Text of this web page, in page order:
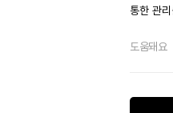
통한 관리
도움돼요